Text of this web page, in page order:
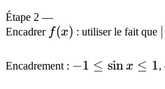
Étape 2 —
Encadrer f(x)
f(x) : utiliser le fait que
Encadrement :
\leq
−1 ≤ sinx ≤ 1,